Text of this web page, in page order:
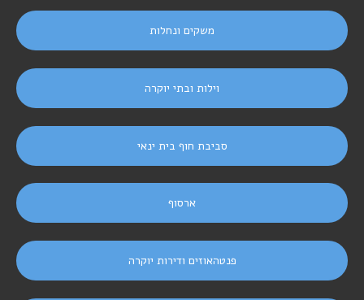
משקים ונחלות
וילות ובתי יוקרה
סביבת חוף בית ינאי
ארסוף
פנטהאוזים ודירות יוקרה